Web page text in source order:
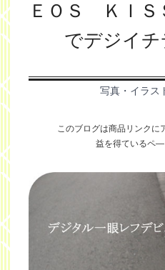
ＥＯＳ ＫＩＳ
でデジイ
写真・イラス
このブログは商品リンクに
益を得ているペ―